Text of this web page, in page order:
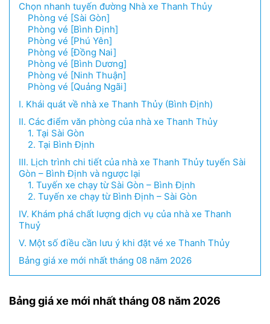
Chọn nhanh tuyến đường Nhà xe Thanh Thủy
Phòng vé [Sài Gòn]
Phòng vé [Bình Định]
Phòng vé [Phú Yên]
Phòng vé [Đồng Nai]
Phòng vé [Bình Dương]
Phòng vé [Ninh Thuận]
Phòng vé [Quảng Ngãi]
I. Khái quát về nhà xe Thanh Thủy (Bình Định)
II. Các điểm văn phòng của nhà xe Thanh Thủy
1. Tại Sài Gòn
2. Tại Bình Định
III. Lịch trình chi tiết của nhà xe Thanh Thủy tuyến Sài
Gòn – Bình Định và ngược lại
1. Tuyến xe chạy từ Sài Gòn – Bình Định
2. Tuyến xe chạy từ Bình Định – Sài Gòn
IV. Khám phá chất lượng dịch vụ của nhà xe Thanh
Thuỷ
V. Một số điều cần lưu ý khi đặt vé xe Thanh Thủy
Bảng giá xe mới nhất tháng 08 năm 2026
Bảng giá xe mới nhất tháng 08 năm 2026